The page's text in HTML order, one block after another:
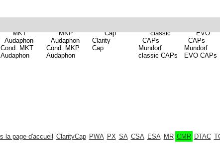
Cond. MKT
Audaphon
Cond. MKP
Audaphon
Clarity
Cap
Mundorf
classic CAPs
Mundorf
EVO CAPs
la page d'accueil ClarityCap PWA PX SA CSA ESA MR CMR DTAC